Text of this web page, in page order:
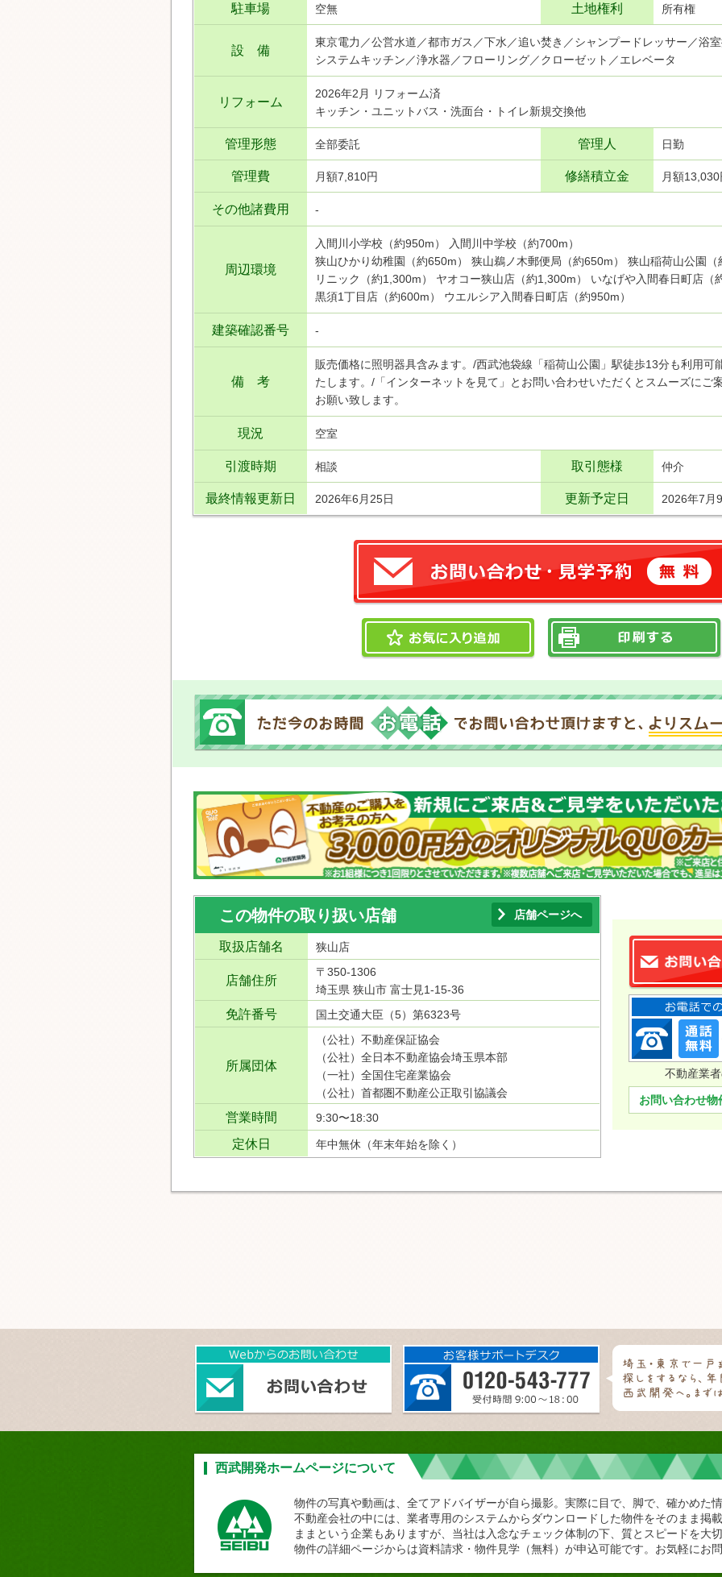
駐車場 空無 土地権利 所有権
設 備
東京電力／公営水道／都市ガス／下水／追い焚き／シャンプードレッサー／浴
システムキッチン／浄水器／フローリング／クローゼット／エレベータ
リフォーム
2026年2月 リフォーム済
キッチン・ユニットバス・洗面台・トイレ新規交換他
管理形態 全部委託 管理人 日勤
管理費 月額7,810円 修繕積立金 月額13,030
その他諸費用 -
周辺環境
入間川小学校（約950m） 入間川中学校（約700m）
狭山ひかり幼稚園（約650m） 狭山鵜ノ木郵便局（約650m） 狭山稲荷山公園
リニック（約1,300m） ヤオコー狭山店（約1,300m） いなげや入間春日町店（
黒須1丁目店（約600m） ウエルシア入間春日町店（約950m）
建築確認番号 -
備 考
販売価格に照明器具含みます。/西武池袋線「稲荷山公園」駅徒歩13分も利用可
たします。/「インターネットを見て」とお問い合わせいただくとスムーズにご
お願い致します。
現況 空室
引渡時期 相談 取引態様 仲介
最終情報更新日 2026年6月25日 更新予定日 2026年7月
この物件の取り扱い店舗 店舗ページへ
取扱店舗名 狭山店
店舗住所
〒350-1306
埼玉県 狭山市 富士見1-15-36
免許番号 国土交通大臣（5）第6323号
所属団体
（公社）不動産保証協会
（公社）全日本不動産協会埼玉県本部
（一社）全国住宅産業協会
（公社）首都圏不動産公正取引協議会
営業時間 9:30〜18:30
定休日 年中無休（年末年始を除く）
不動産業
お問い合わせ物
西武開発ホームページについて
物件の写真や動画は、全てアドバイザーが自ら撮影。実際に目で、脚で、確かめた
不動産会社の中には、業者専用のシステムからダウンロードした物件をそのまま掲
ままという企業もありますが、当社は入念なチェック体制の下、質とスピードを大
物件の詳細ページからは資料請求・物件見学（無料）が申込可能です。お気軽にお